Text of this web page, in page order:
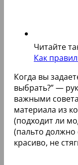
Читайте
Как
Когда вы
выбрать?” —
важными
материала из
(подходит ли
(пальто должно
красиво, не